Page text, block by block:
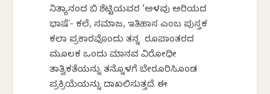
ನಿತ್ಯಾನಂದ ಬಿ ಶೆಟ್ಟಿಯವರ ‘ಅಳವು ಅರಿಯದ
ಭಾಷೆʼ- ಕಲೆ, ಸಮಾಜ, ಇತಿಹಾಸ ಎಂಬ ಪುಸ್ತಕ
ಕಲಾ ಪ್ರಕಾರವೊಂದು ತನ್ನ ರೂಪಾಂತರದ
ಮೂಲಕ ಒಂದು ಮಾನವ ವಿರೋಧೀ
ತಾತ್ವಿಕತೆಯನ್ನು ತನ್ನೊಳಗೆ ಬೇರೂರಿಸಿಕೊಂಡ
ಪ್ರಕ್ರಿಯೆಯನ್ನು ದಾಖಲಿಸುತ್ತದೆ. ಈ